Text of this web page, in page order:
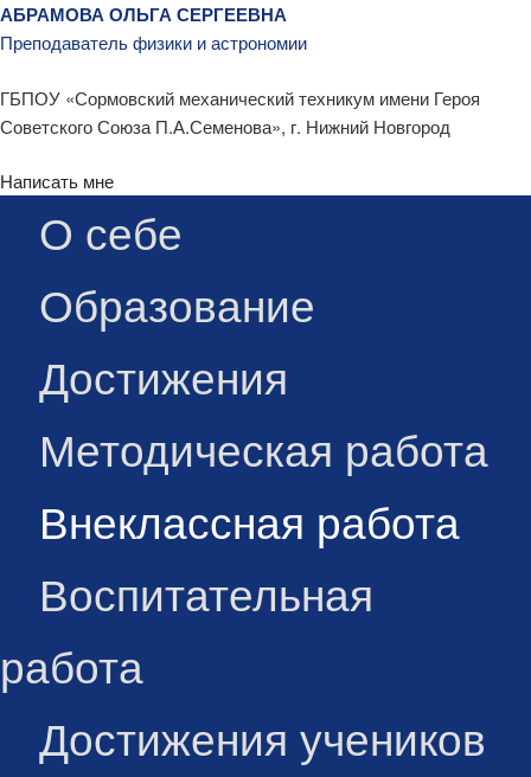
АБРАМОВАОЛЬГА СЕРГЕЕВНА
Преподаватель физики и астрономии
ГБПОУ «Сормовский механический техникум имени Героя
Советского Союза П.А.Семенова», г. Нижний Новгород
Написать мне
О себе
Образование
Достижения
Методическая работа
Внеклассная работа
Воспитательная
работа
Достижения учеников